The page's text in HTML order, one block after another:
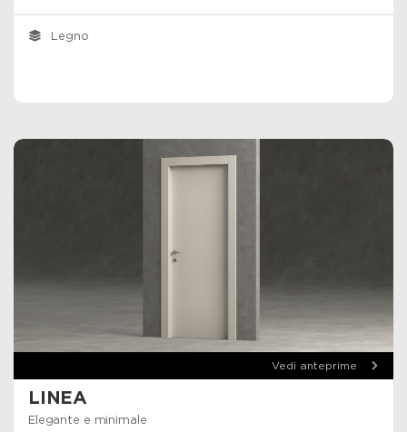
Legno
Vedi anteprime
LINEA
Elegante e minimale